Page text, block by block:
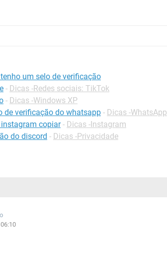
um selo de verificação
- Dicas -Redes sociais: TikTok
- Dicas -Windows XP
de verificação do whatsapp - Dicas -WhatsApp
copiar - Dicas -Instagram
do discord - Dicas -Privacidade